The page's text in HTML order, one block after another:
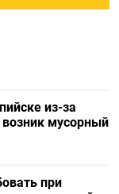
из-за
возник мусорный
при